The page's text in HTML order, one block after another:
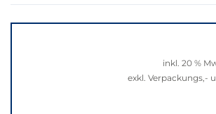
zu
inkl. 20 %
exkl. Verpackungs,-